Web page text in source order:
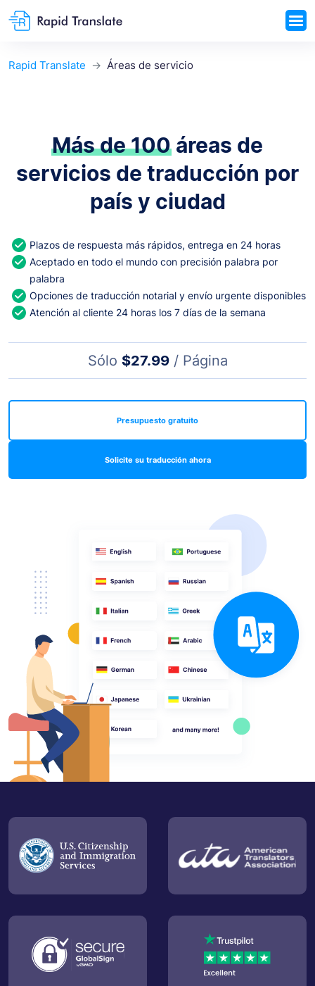
Rapid Translate Áreas de servicio
Más de 100áreas de
servicios de traducción por
país y ciudad
Plazos de respuesta más rápidos, entrega en 24 horas
Aceptado en todo el mundo con precisión palabra por
palabra
Opciones de traducción notarial y envío urgente disponibles
Atención al cliente 24 horas los 7 días de la semana
Sólo $27.99/ Página
Solicite su traducción ahora
Presupuesto gratuito